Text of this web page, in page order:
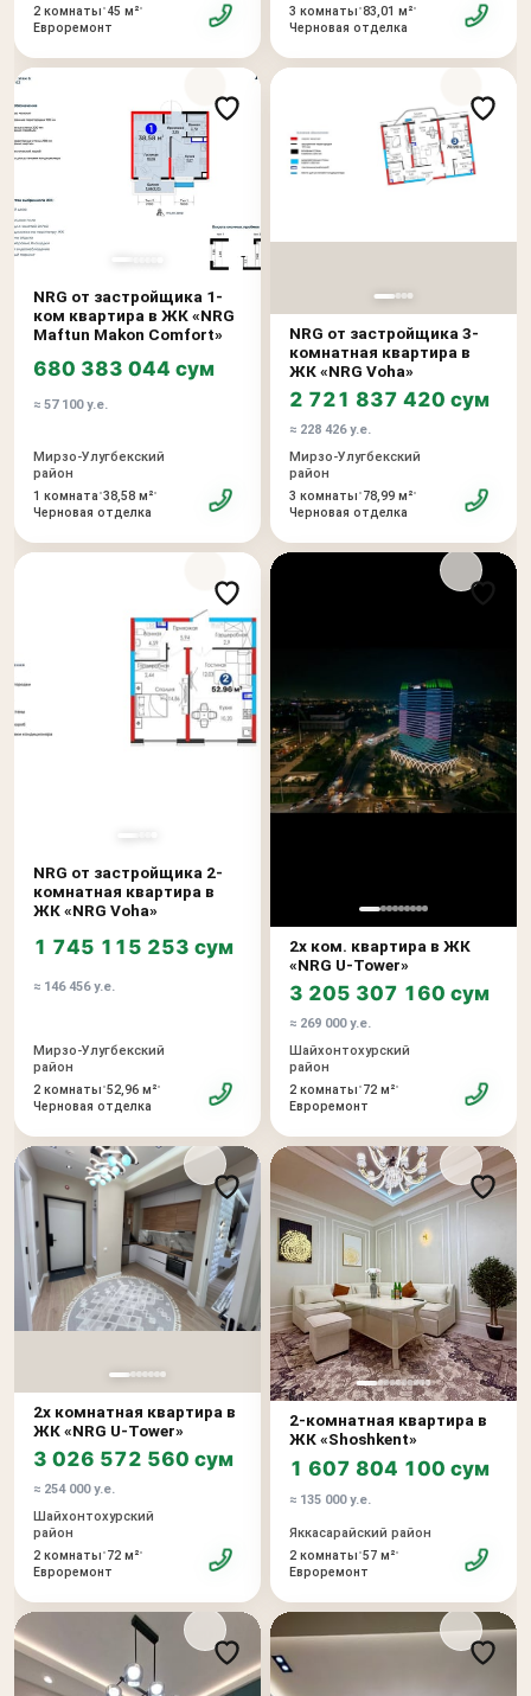
2 комнаты•45 м²•
Евроремонт
3 комнаты•83,01 м²•
Черновая отделка
NRG от застройщика 1-
ком квартира в ЖК «NRG
Maftun Makon Comfort»
680 383 044 сум
≈ 57 100 у.е.
Мирзо-Улугбекский
район
1 комната•38,58 м²•
Черновая отделка
NRG от застройщика 3-
комнатная квартира в
ЖК «NRG Voha»
2 721 837 420 сум
≈ 228 426 у.е.
Мирзо-Улугбекский
район
3 комнаты•78,99 м²•
Черновая отделка
NRG от застройщика 2-
комнатная квартира в
ЖК «NRG Voha»
1 745 115 253 сум
≈ 146 456 у.е.
Мирзо-Улугбекский
район
2 комнаты•52,96 м²•
Черновая отделка
2х ком. квартира в ЖК
«NRG U-Tower»
3 205 307 160 сум
≈ 269 000 у.е.
Шайхонтохурский
район
2 комнаты•72 м²•
Евроремонт
2х комнатная квартира в
ЖК «NRG U-Tower»
3 026 572 560 сум
≈ 254 000 у.е.
Шайхонтохурский
район
2 комнаты•72 м²•
Евроремонт
2-комнатная квартира в
ЖК «Shoshkent»
1 607 804 100 сум
≈ 135 000 у.е.
Яккасарайский район
2 комнаты•57 м²•
Евроремонт